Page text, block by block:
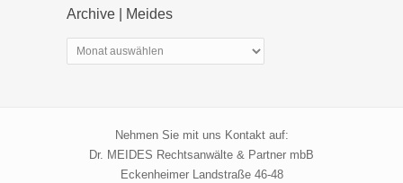
Archive | Meides
Archive
|
Nehmen Sie mit uns Kontakt auf:
Dr. MEIDES Rechtsanwälte & Partner mbB
Eckenheimer Landstraße 46-48